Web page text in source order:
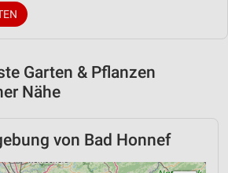
Garten & Pflanzen
Nähe
von Bad Honnef